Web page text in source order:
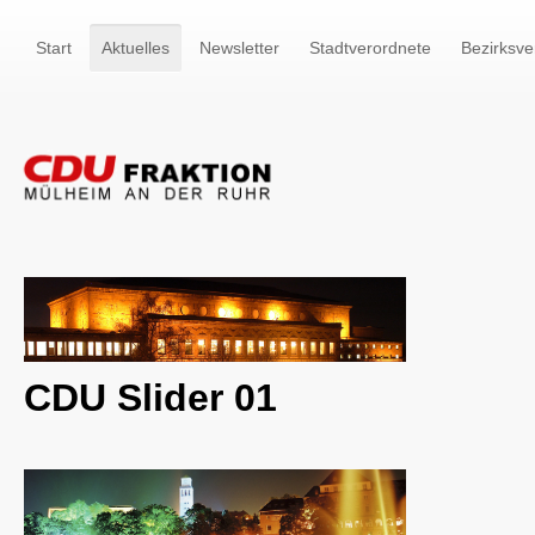
Start Aktuelles Newsletter Stadtverordnete
CDU Slider 01